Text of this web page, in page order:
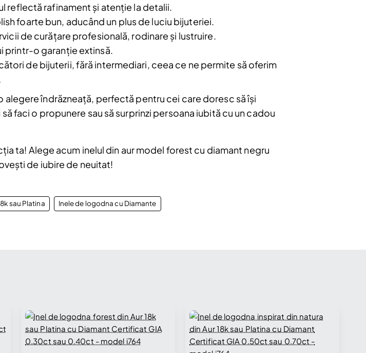
Email
Abonare
Am citit și sunt de acord cu
Politica de
confidentialitate
reflectă rafinament și atenție la detalii.
foarte bun, aducând un plus de luciu bijuteriei.
de curățare profesională, rodinare și lustruire.
printr-o garanție extinsă.
de bijuterii, fără intermediari, ceea ce ne permite să oferim
îndrăzneață, perfectă pentru cei care doresc să își
faci o propunere sau să surprinzi persoana iubită cu un cadou
ta! Alege acum inelul din aur model forest cu diamant negru
de iubire de neuitat!
sau Platina Inele de logodna cu Diamante